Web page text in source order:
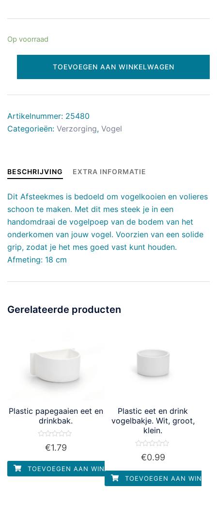
Op voorraad
TOEVOEGEN AAN WINKELWAGEN
Artikelnummer: 25480
Categorieën: Verzorging, Vogel
BESCHRIJVING EXTRA INFORMATIE
Dit Afsteekmes is bedoeld om vogelkooien en volieres
schoon te maken. Met dit mes steek je in een
handomdraai de vogelpoep van de bodem van het
onderkomen van jouw vogel. Voorzien van een solide
grip, zodat je het mes goed vast kunt houden.
Afmeting: 18 cm
Gerelateerde producten
Plastic papegaaien eet en
drinkbak.
Waardering
5
€1.79
TOEVOEGEN AAN WINKELWAGEN
Plastic eet en drink
vogelbakje. Wit, groot,
klein.
Waardering
5
€0.99
TOEVOEGEN AAN